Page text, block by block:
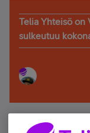
Telia Yhteisö on
sulkeutuu